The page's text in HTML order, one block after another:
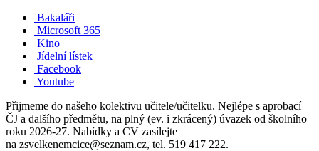
Bakaláři
Microsoft 365
Kino
Jídelní lístek
Facebook
Youtube
Přijmeme do našeho kolektivu učitele/učitelku. Nejlépe s aprobací
ČJ a dalšího předmětu, na plný (ev. i zkrácený) úvazek od školního
roku 2026-27. Nabídky a CV zasílejte
na zsvelkenemcice@seznam.cz, tel. 519 417 222.